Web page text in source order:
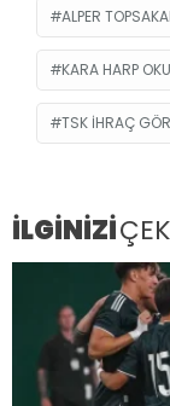
ALPER
KARA HARP
TSK IHRAÇ
İLGİNİZİ